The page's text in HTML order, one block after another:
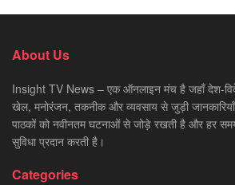
About Us
Insight TV News – एक ऑनलाइन मंच है जहाँ देश-
खेल, मनोरंजन, तकनीक और व्यवसाय से जुड़ी
पाठकों को नवीनतम घटनाओं से जोड़े रखती है और हर
सुविधा प्रदान करती है।
Categories